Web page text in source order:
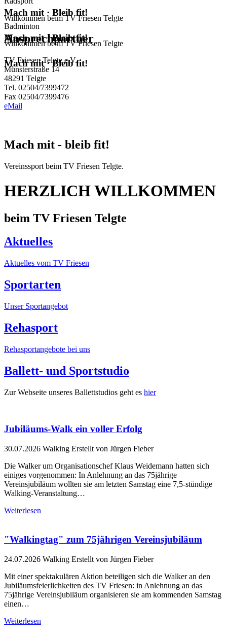
Mach mit · Bleib fit!
Willkommen beim TV Friesen Telgte
Mach mit · Bleib fit!
Badminton
Willkommen beim TV Friesen Telgte
Mach mit · Bleib fit!
Ansprechpartner
TV Friesen Telgte e.V.
Münsterstraße 14
48291 Telgte
Tel. 02504/7399472
Fax 02504/7399476
eMail
Mach mit - bleib fit!
Vereinssport beim TV Friesen Telgte.
HERZLICH WILLKOMMEN
beim TV Friesen Telgte
Aktuelles
Aktuelles vom TV Friesen
Sportarten
Unser Sportangebot
Rehasport
Rehasportangebote bei uns
Ballett- und Sportstudio
Zur Webseite unseres Ballettstudios geht es hier
Jubiläums-Walk ein voller Erfolg
30.07.2026 Walking Erstellt von Jürgen Fieber
Die Walker um Organisationschef Klaus Weidemann hatten sich
einiges vorgenommen: In Anlehnung an das 75jährige
Vereinsjubiläum wollten sie am letzten Samstag eine 7,5-stündige
Walking-Veranstaltung…
Weiterlesen
"Walkingtag" zum 75jährigen Vereinsjubiläum
24.07.2026 Walking Erstellt von Jürgen Fieber
Mit einer spektakulären Aktion beteiligen sich die Walker an den
Jubiläumsfeierlichkeiten des TV Friesen: in Anlehnung an das
75jährige Vereinsjubiläum organisieren sie am kommenden Samstag
einen…
Weiterlesen